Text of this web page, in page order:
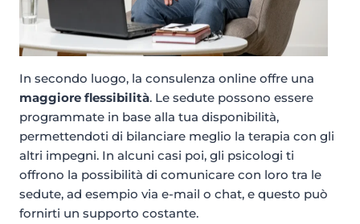
In secondo luogo, la consulenza online offre una
maggiore flessibilità. Le sedute possono essere
programmate in base alla tua disponibilità,
permettendoti di bilanciare meglio la terapia con gli
altri impegni. In alcuni casi poi, gli psicologi ti
offrono la possibilità di comunicare con loro tra le
sedute, ad esempio via e-mail o chat, e questo può
fornirti un supporto costante.